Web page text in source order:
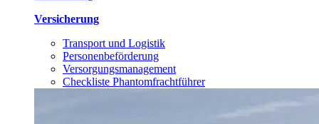
Versicherung
Transport und Logistik
Personenbeförderung
Versorgungsmanagement
Checkliste Phantomfrachtführer